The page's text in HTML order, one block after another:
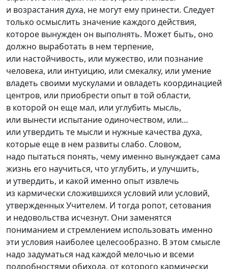
и возрастания духа, не могут ему принести. Следует
только осмыслить значение каждого действия,
которое вынужден он выполнять. Может быть, оно
должно выработать в нем терпение,
или настойчивость, или мужество, или познание
человека, или интуицию, или смекалку, или умение
владеть своими мускулами и овладеть координацией
центров, или приобрести опыт в той области,
в которой он еще мал, или углубить мысль,
или вынести испытание одиночеством, или…
или утвердить те мысли и нужные качества духа,
которые еще в нем развиты слабо. Словом,
надо пытаться понять, чему именно вынуждает сама
жизнь его научиться, что углубить, и улучшить,
и утвердить, и какой именно опыт извлечь
из кармически сложившихся условий или условий,
утвержденных Учителем. И тогда ропот, сетования
и недовольства исчезнут. Они заменятся
пониманием и стремлением использовать именно
эти условия наиболее целесообразно. В этом смысле
надо задуматься над каждой мелочью и всеми
подробностями обихода, от которого кармически